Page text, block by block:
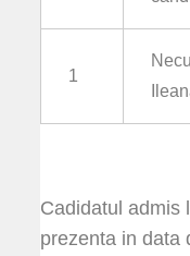
1
Cadidatul admis
prezenta in data